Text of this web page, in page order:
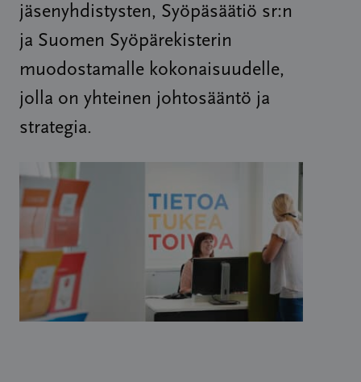
jäsenyhdistysten, Syöpäsäätiö sr:n
ja Suomen Syöpärekisterin
muodostamalle kokonaisuudelle,
jolla on yhteinen johtosääntö ja
strategia.